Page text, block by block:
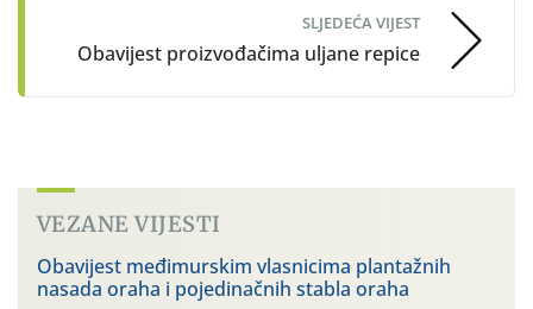
SLJEDEĆA VIJEST
Obavijest proizvođačima uljane repice
VEZANE VIJESTI
Obavijest međimurskim vlasnicima plantažnih
nasada oraha i pojedinačnih stabla oraha